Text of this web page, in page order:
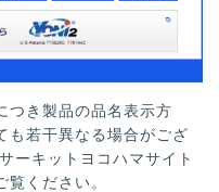
つき製品の品名表示方
も若干異なる場合がござ
ーキットヨコハマサイト
覧ください。